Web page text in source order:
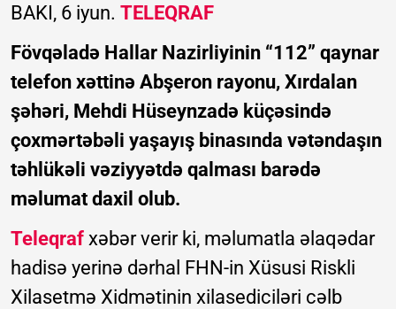
BAKI, 6 iyun. TELEQRAF
Fövqəladə Hallar Nazirliyinin “112” qaynar
telefon xəttinə Abşeron rayonu, Xırdalan
şəhəri, Mehdi Hüseynzadə küçəsində
çoxmərtəbəli yaşayış binasında vətəndaşın
təhlükəli vəziyyətdə qalması barədə
məlumat daxil olub.
Teleqraf xəbər verir ki, məlumatla əlaqədar
hadisə yerinə dərhal FHN-in Xüsusi Riskli
Xilasetmə Xidmətinin xilasediciləri cəlb